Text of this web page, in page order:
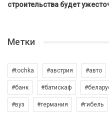
строительства будет
Метки
#tochka #австрия #авто
#банк #батискаф
#вуз #германия #гибель